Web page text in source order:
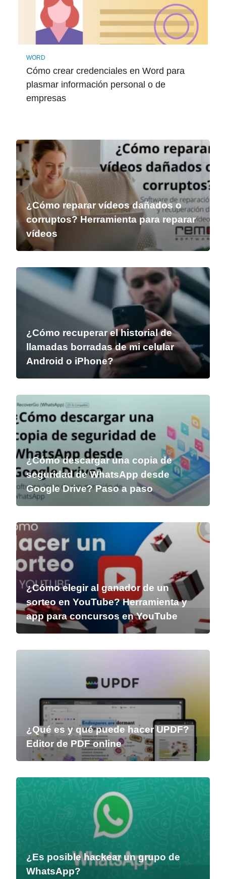
WORD
Cómo crear credenciales en Word para
plasmar información personal o de
empresas
¿Cómo reparar vídeos dañados o
corruptos? Herramienta para reparar
vídeos
¿Cómo recuperar el historial de
llamadas borradas de mi celular
Android o iPhone?
¿Cómo descargar una copia de
seguridad de WhatsApp desde
Google Drive? Paso a paso
¿Cómo elegir al ganador de un
sorteo en YouTube? Herramienta y
app para concursos en YouTube
¿Qué es y qué puede hacer UPDF?
Editor de PDF online
¿Es posible hackear un grupo de
WhatsApp?